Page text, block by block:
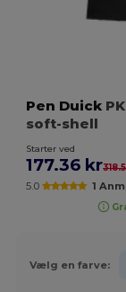
Pen Duick
soft-shell
Starter ved
177.36 kr
5.0 1
Vælg en farve: